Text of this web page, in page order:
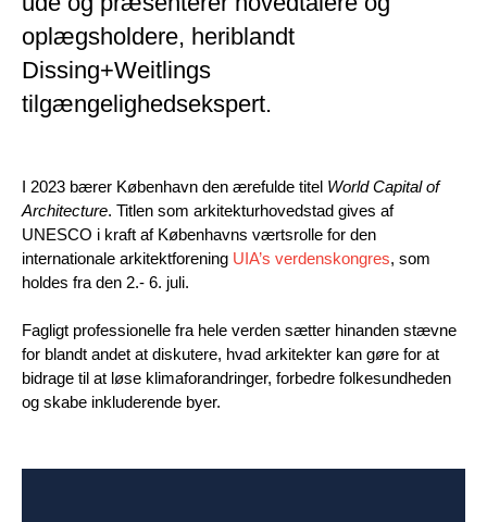
oplægsholdere, heriblandt
Dissing+Weitlings
tilgængelighedsekspert.
I 2023 bærer København den ærefulde titel World Capital of
Architecture. Titlen som arkitekturhovedstad gives af
UNESCO i kraft af Københavns værtsrolle for den
internationale arkitektforening UIA’s verdenskongres, som
holdes fra den 2.- 6. juli.
Fagligt professionelle fra hele verden sætter hinanden stævne
for blandt andet at diskutere, hvad arkitekter kan gøre for at
bidrage til at løse klimaforandringer, forbedre folkesundheden
og skabe inkluderende byer.